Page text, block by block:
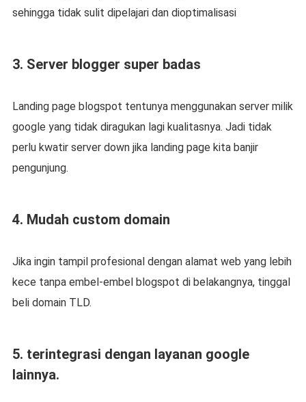
sehingga tidak sulit dipelajari dan dioptimalisasi
3. Server blogger super badas
Landing page blogspot tentunya menggunakan server milik
google yang tidak diragukan lagi kualitasnya. Jadi tidak
perlu kwatir server down jika landing page kita banjir
pengunjung.
4. Mudah custom domain
Jika ingin tampil profesional dengan alamat web yang lebih
kece tanpa embel-embel blogspot di belakangnya, tinggal
beli domain TLD.
5. terintegrasi dengan layanan google
lainnya.